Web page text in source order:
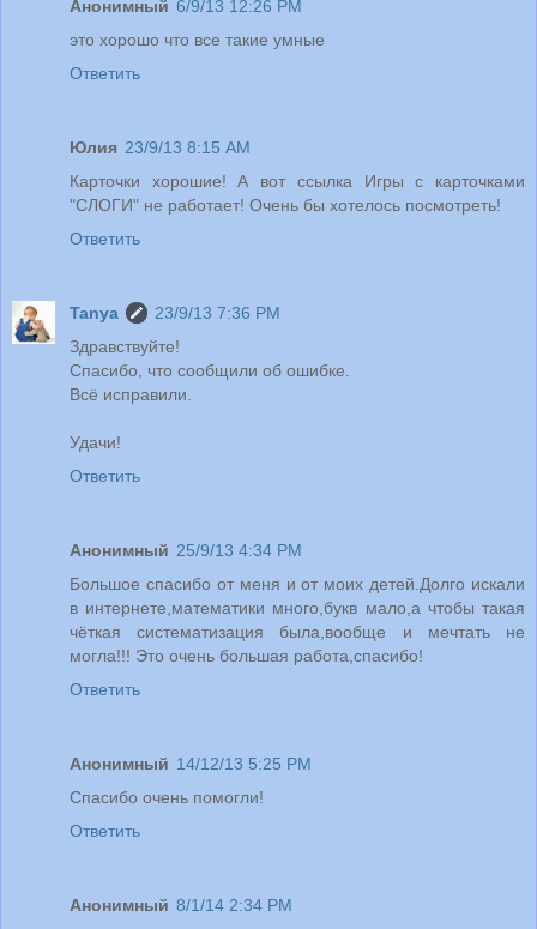
Анонимный 6/9/13 12:26 PM
это хорошо что все такие умные
Ответить
Юлия 23/9/13 8:15 AM
Карточки хорошие! А вот ссылка Игры с карточками
"СЛОГИ" не работает! Очень бы хотелось посмотреть!
Ответить
Tanya
23/9/13 7:36 PM
Здравствуйте!
Спасибо, что сообщили об ошибке.
Всё исправили.
Удачи!
Ответить
Анонимный 25/9/13 4:34 PM
Большое спасибо от меня и от моих детей.Долго искали
в интернете,математики много,букв мало,а чтобы такая
чёткая систематизация была,вообще и мечтать не
могла!!! Это очень большая работа,спасибо!
Ответить
Анонимный 14/12/13 5:25 PM
Спасибо очень помогли!
Ответить
Анонимный 8/1/14 2:34 PM